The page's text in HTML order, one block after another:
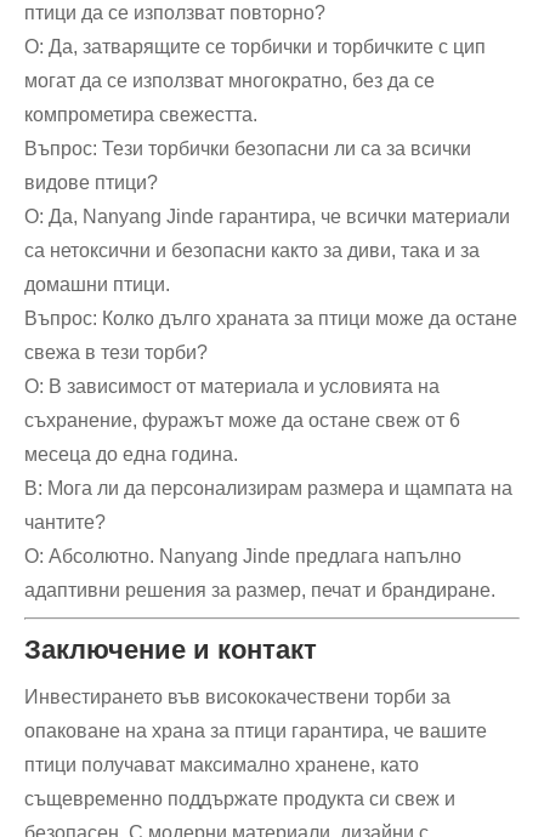
птици да се използват повторно?
О: Да, затварящите се торбички и торбичките с цип
могат да се използват многократно, без да се
компрометира свежестта.
Въпрос: Тези торбички безопасни ли са за всички
видове птици?
О: Да, Nanyang Jinde гарантира, че всички материали
са нетоксични и безопасни както за диви, така и за
домашни птици.
Въпрос: Колко дълго храната за птици може да остане
свежа в тези торби?
О: В зависимост от материала и условията на
съхранение, фуражът може да остане свеж от 6
месеца до една година.
В: Мога ли да персонализирам размера и щампата на
чантите?
О: Абсолютно. Nanyang Jinde предлага напълно
адаптивни решения за размер, печат и брандиране.
Заключение и контакт
Инвестирането във висококачествени торби за
опаковане на храна за птици гарантира, че вашите
птици получават максимално хранене, като
същевременно поддържате продукта си свеж и
безопасен. С модерни материали, дизайни с